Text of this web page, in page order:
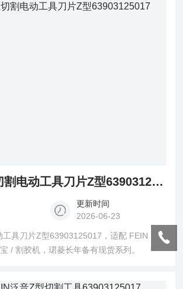
电动工具刀片Z型63903125017
更新时间
2026-06-23
工具刀片Z型63903125017，适配 FEIN
/ 割胶机，珺菱长年备有现货系列。